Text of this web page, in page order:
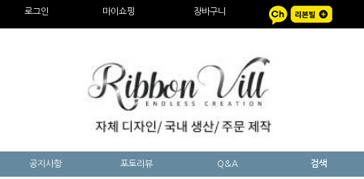
로그인 마이쇼핑 장바구니
공지사항 포토리뷰 Q&A 검색